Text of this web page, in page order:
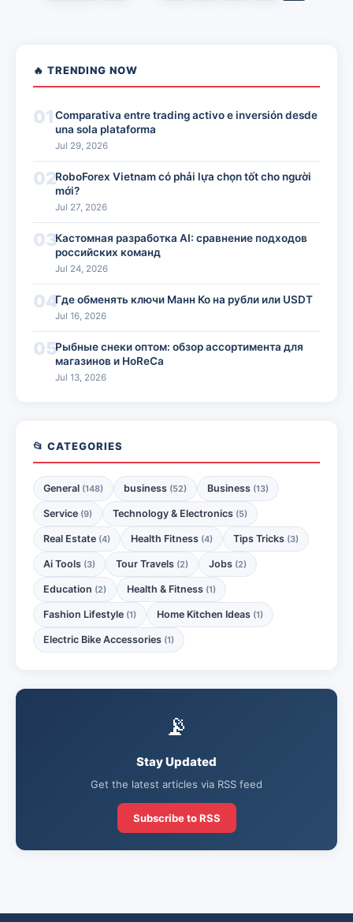
🔥 TRENDING NOW
01Comparativa entre trading activo e inversión desde
una sola plataforma
Jul 29, 2026
02RoboForex Vietnam có phải lựa chọn tốt cho người
mới?
Jul 27, 2026
03Кастомная разработка AI: сравнение подходов
российских команд
Jul 24, 2026
04Где обменять ключи Манн Ко на рубли или USDT
Jul 16, 2026
05Рыбные снеки оптом: обзор ассортимента для
магазинов и HoReCa
Jul 13, 2026
📂 CATEGORIES
General (148) business (52) Business (13)
Service (9) Technology & Electronics (5)
Real Estate (4) Health Fitness (4) Tips Tricks (3)
Ai Tools (3) Tour Travels (2) Jobs (2)
Education (2) Health & Fitness (1)
Fashion Lifestyle (1) Home Kitchen Ideas (1)
Electric Bike Accessories (1)
📡
Stay Updated
Get the latest articles via RSS feed
Subscribe to RSS